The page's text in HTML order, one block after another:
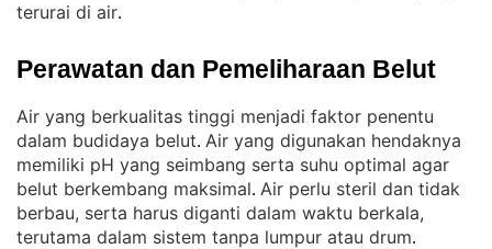
terurai di air.
Perawatan dan Pemeliharaan Belut
Air yang berkualitas tinggi menjadi faktor penentu
dalam budidaya belut. Air yang digunakan hendaknya
memiliki pH yang seimbang serta suhu optimal agar
belut berkembang maksimal. Air perlu steril dan tidak
berbau, serta harus diganti dalam waktu berkala,
terutama dalam sistem tanpa lumpur atau drum.